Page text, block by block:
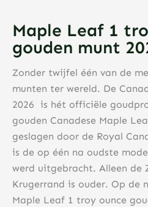
Maple Leaf 1
gouden munt
Zonder twijfel één van de
munten ter wereld. De
2026 is hét officiële
gouden Canadese Maple
geslagen door de Royal
is de op één na oudste
werd uitgebracht. Alleen de
Krugerrand is ouder. Op de
Maple Leaf 1 troy ounce